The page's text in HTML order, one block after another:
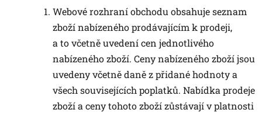
Webové rozhraní obchodu obsahuje seznam
zboží nabízeného prodávajícím k prodeji,
a to včetně uvedení cen jednotlivého
nabízeného zboží. Ceny nabízeného zboží jsou
uvedeny včetně daně z přidané hodnoty a
všech souvisejících poplatků. Nabídka prodeje
zboží a ceny tohoto zboží zůstávají v platnosti